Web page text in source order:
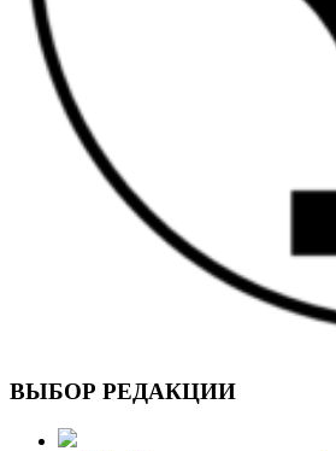
ВОЕННЫЕ СТРАНИЦЫ
СТАТЬИ ВОЕННОЙ ТЕМАТИКИ
ВЫБОР РЕДАКЦИИ